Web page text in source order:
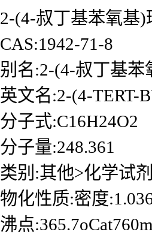
2-(4-叔丁基苯氧基)
CAS:1942-71-8
别名:2-(4-叔丁基苯
英文名:2-(4-TERT-
分子式:C16H24O2
分子量:248.361
类别:其他>化学试
物化性质:密度
沸点